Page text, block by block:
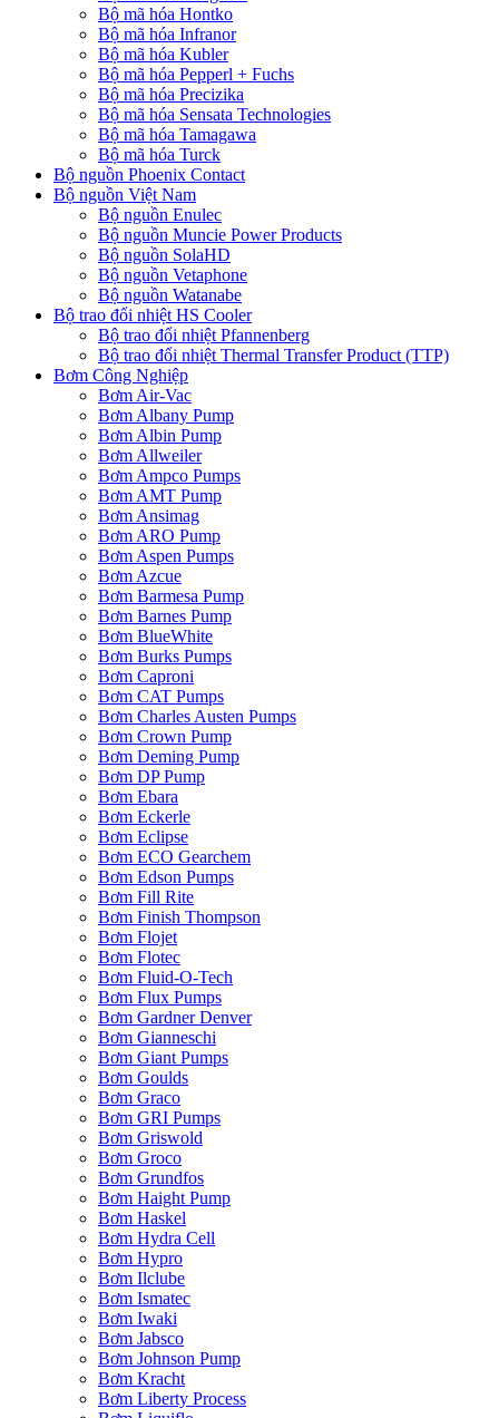
Bộ mã hóa Hontko
Bộ mã hóa Infranor
Bộ mã hóa Kubler
Bộ mã hóa Pepperl + Fuchs
Bộ mã hóa Precizika
Bộ mã hóa Sensata Technologies
Bộ mã hóa Tamagawa
Bộ mã hóa Turck
Bộ nguồn Phoenix Contact
Bộ nguồn Việt Nam
Bộ nguồn Enulec
Bộ nguồn Muncie Power Products
Bộ nguồn SolaHD
Bộ nguồn Vetaphone
Bộ nguồn Watanabe
Bộ trao đổi nhiệt HS Cooler
Bộ trao đổi nhiệt Pfannenberg
Bộ trao đổi nhiệt Thermal Transfer Product (TTP)
Bơm Công Nghiệp
Bơm Air-Vac
Bơm Albany Pump
Bơm Albin Pump
Bơm Allweiler
Bơm Ampco Pumps
Bơm AMT Pump
Bơm Ansimag
Bơm ARO Pump
Bơm Aspen Pumps
Bơm Azcue
Bơm Barmesa Pump
Bơm Barnes Pump
Bơm BlueWhite
Bơm Burks Pumps
Bơm Caproni
Bơm CAT Pumps
Bơm Charles Austen Pumps
Bơm Crown Pump
Bơm Deming Pump
Bơm DP Pump
Bơm Ebara
Bơm Eckerle
Bơm Eclipse
Bơm ECO Gearchem
Bơm Edson Pumps
Bơm Fill Rite
Bơm Finish Thompson
Bơm Flojet
Bơm Flotec
Bơm Fluid-O-Tech
Bơm Flux Pumps
Bơm Gardner Denver
Bơm Gianneschi
Bơm Giant Pumps
Bơm Goulds
Bơm Graco
Bơm GRI Pumps
Bơm Griswold
Bơm Groco
Bơm Grundfos
Bơm Haight Pump
Bơm Haskel
Bơm Hydra Cell
Bơm Hypro
Bơm Ilclube
Bơm Ismatec
Bơm Iwaki
Bơm Jabsco
Bơm Johnson Pump
Bơm Kracht
Bơm Liberty Process